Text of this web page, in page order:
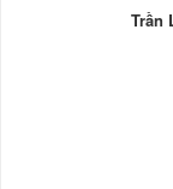
Trần